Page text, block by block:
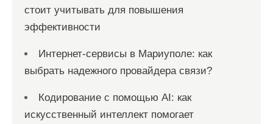
стоит учитывать для повышения
эффективности
Интернет-сервисы в Мариуполе: как
выбрать надежного провайдера связи?
Кодирование с помощью AI: как
искусственный интеллект помогает